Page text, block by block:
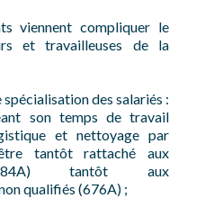
viennent compliquer le
et travailleuses de la
des salariés :
son temps de travail
et nettoyage par
tantôt rattaché aux
tantôt aux
qualifiés (676A) ;